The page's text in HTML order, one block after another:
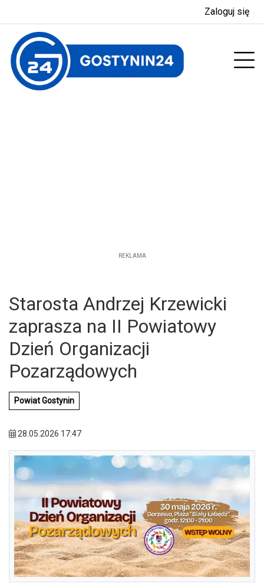
Zaloguj się
REKLAMA
Starosta Andrzej Krzewicki
zaprasza na II Powiatowy
Dzień Organizacji
Pozarządowych
Powiat Gostynin
28.05.2026 17:47